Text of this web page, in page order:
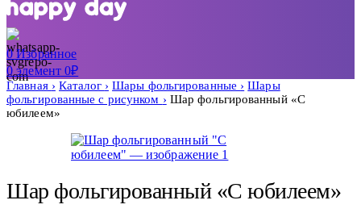
0Избранное
0элемент 0₽
Главная Каталог Шары фольгированные
Шары
фольгированные с рисунком
Шар фольгированный «С
юбилеем»
Шар фольгированный «С юбилеем»